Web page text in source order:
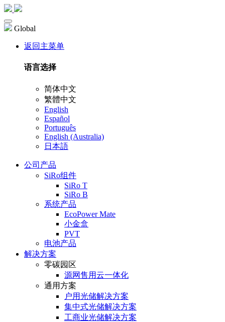
Global
返回主菜单
语言选择
简体中文
繁體中文
English
Español
Português
English (Australia)
日本語
公司产品
SiRo组件
SiRo T
SiRo B
系统产品
EcoPower Mate
小金盒
PVT
电池产品
解决方案
零碳园区
源网售用云一体化
通用方案
户⽤光储解决⽅案
集中式光储解决⽅案
⼯商业光储解决⽅案